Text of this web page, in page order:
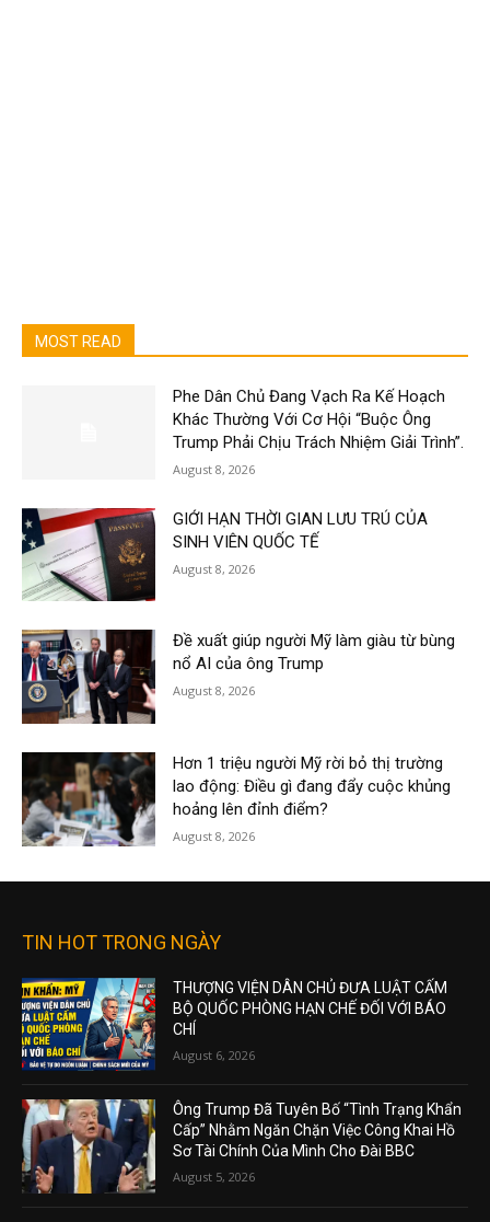
MOST READ
Phe Dân Chủ Đang Vạch Ra Kế Hoạch
Khác Thường Với Cơ Hội “Buộc Ông
Trump Phải Chịu Trách Nhiệm Giải Trình”.
August 8, 2026
GIỚI HẠN THỜI GIAN LƯU TRÚ CỦA
SINH VIÊN QUỐC TẾ
August 8, 2026
Đề xuất giúp người Mỹ làm giàu từ bùng
nổ AI của ông Trump
August 8, 2026
Hơn 1 triệu người Mỹ rời bỏ thị trường
lao động: Điều gì đang đẩy cuộc khủng
hoảng lên đỉnh điểm?
August 8, 2026
TIN HOT TRONG NGÀY
THƯỢNG VIỆN DÂN CHỦ ĐƯA LUẬT CẤM
BỘ QUỐC PHÒNG HẠN CHẾ ĐỐI VỚI BÁO
CHÍ
August 6, 2026
Ông Trump Đã Tuyên Bố “Tình Trạng Khẩn
Cấp” Nhằm Ngăn Chặn Việc Công Khai Hồ
Sơ Tài Chính Của Mình Cho Đài BBC
August 5, 2026